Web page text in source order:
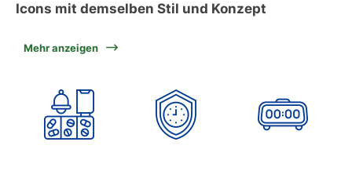
Icons mit demselben Stil und Konzept
Mehr anzeigen